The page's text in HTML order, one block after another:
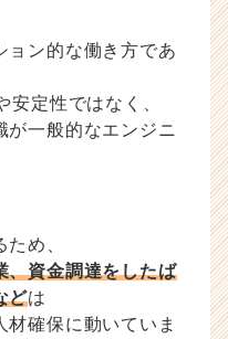
ョン的な働き方であ
安定性ではなく、
が一般的なエンジニ
め、
、資金調達をしたば
どは
確保に動いていま